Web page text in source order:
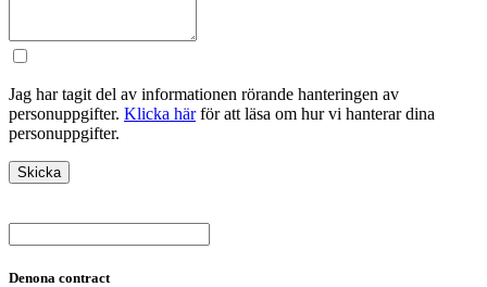
Jag har tagit del av informationen rörande hanteringen av
personuppgifter. Klicka härför att läsa om hur vi hanterar dina
personuppgifter.
Denona contract